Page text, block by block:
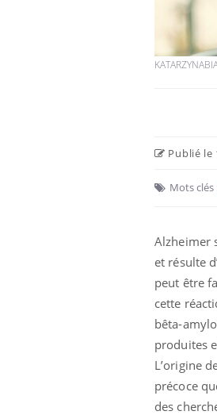
Publié le
Mots clés
Alzheimer
et résulte
peut être
cette
bêta-
produites
L’origine
précoce
des